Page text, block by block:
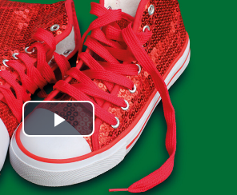
Play Video